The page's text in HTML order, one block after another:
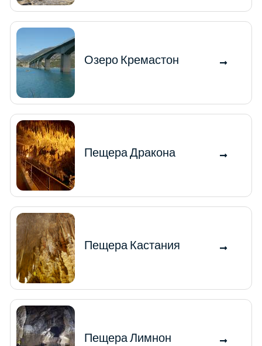
Озеро Кремастон
Пещера Дракона
Пещера Кастания
Пещера Лимнон